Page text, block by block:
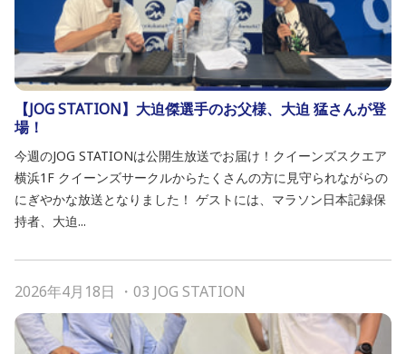
【JOG STATION】大迫傑選手のお父様、大迫 猛さんが登
場！
今週のJOG STATIONは公開生放送でお届け！クイーンズスクエア
横浜1F クイーンズサークルからたくさんの方に見守られながらの
にぎやかな放送となりました！ ゲストには、マラソン日本記録保
持者、大迫...
2026年4月18日 ・ 03 JOG STATION